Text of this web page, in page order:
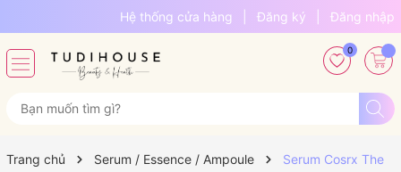
Hệ thống cửa hàng Đăng ký Đăng nhập
0
Trang chủ Serum / Essence / Ampoule
Serum Cosrx The